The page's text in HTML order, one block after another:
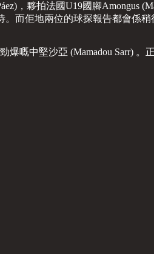
，夥拍法國U19國腳Amongus
而佢地兩位的球探報告都會係稍
爆嘅中堅沙亞 (Mamadou Sarr) 。